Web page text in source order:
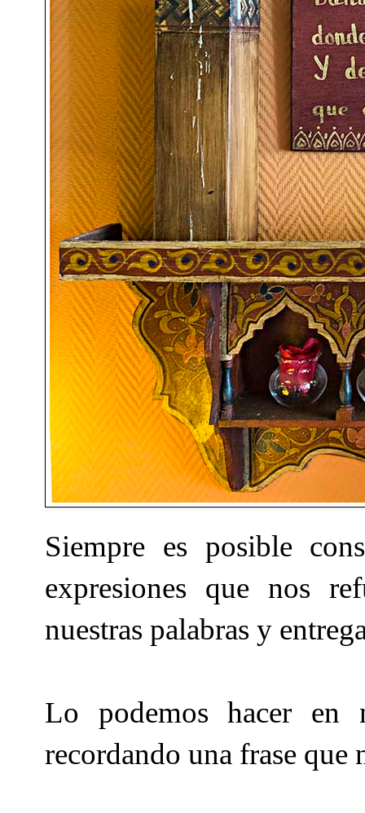
Siempre es posible
expresiones que nos
nuestras palabras y
Lo podemos hacer en
recordando una frase que